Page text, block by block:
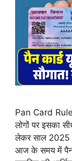
Pan Card
लोगों पर इसका
लेकर साल 2025
आज के समय में पैन